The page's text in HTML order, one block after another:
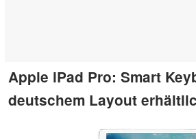
Apple iPad Pro: Smart
deutschem Layout